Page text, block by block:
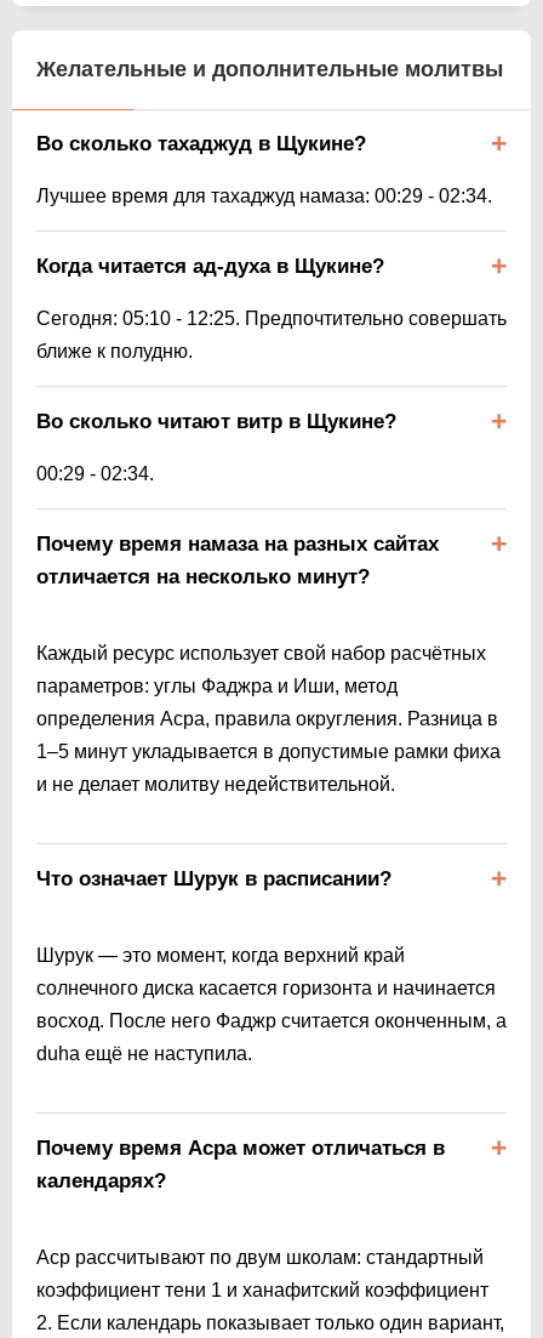
Желательные и дополнительные молитвы
Во сколько тахаджуд в Щукине?
Лучшее время для тахаджуд намаза: 00:29 - 02:34.
Когда читается ад-духа в Щукине?
Сегодня: 05:10 - 12:25. Предпочтительно совершать
ближе к полудню.
Во сколько читают витр в Щукине?
00:29 - 02:34.
Почему время намаза на разных сайтах
отличается на несколько минут?
Каждый ресурс использует свой набор расчётных
параметров: углы Фаджра и Иши, метод
определения Асра, правила округления. Разница в
1–5 минут укладывается в допустимые рамки фиха
и не делает молитву недействительной.
Что означает Шурук в расписании?
Шурук — это момент, когда верхний край
солнечного диска касается горизонта и начинается
восход. После него Фаджр считается оконченным, а
duha ещё не наступила.
Почему время Асра может отличаться в
календарях?
Аср рассчитывают по двум школам: стандартный
коэффициент тени 1 и ханафитский коэффициент
2. Если календарь показывает только один вариант,